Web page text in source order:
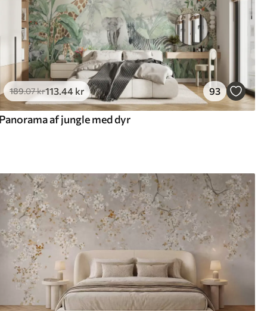
189.07kr113.44 kr 93
Panorama af jungle med dyr